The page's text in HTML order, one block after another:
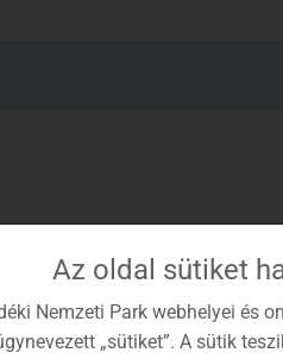
Az oldal sütiket
Nemzeti Park webhelyei és
„sütiket”. A sütik